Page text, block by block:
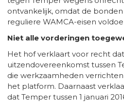
ontvankelijk, omdat de
reguliere WAMCA-eisen
Niet alle vorderingen
Het hof verklaart voor recht
uitzendovereenkomst tussen
die werkzaamheden
het platform. Daarnaast
dat Temper tussen 1 januari